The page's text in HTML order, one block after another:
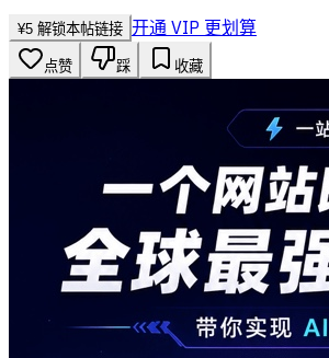
¥5 解锁本帖链接 开通 VIP 更划算
点赞 踩 收藏